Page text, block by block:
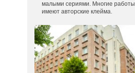
малыми сериями. Многие работы
имеют авторские клейма.